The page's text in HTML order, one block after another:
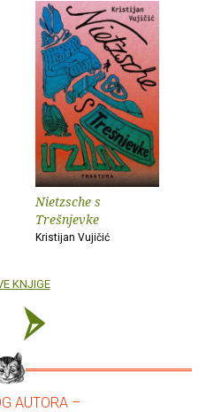
Nietzsche s
Trešnjevke
Kristijan Vujičić
KNJIGE
AUTORA –